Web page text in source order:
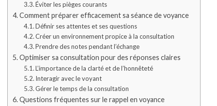
Éviter les pièges courants
Comment préparer efficacement sa séance de voyance
Définir ses attentes et ses questions
Créer un environnement propice à la consultation
Prendre des notes pendant l’échange
Optimiser sa consultation pour des réponses claires
L’importance de la clarté et de l’honnêteté
Interagir avec le voyant
Gérer le temps de la consultation
Questions fréquentes sur le rappel en voyance